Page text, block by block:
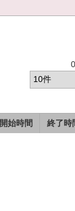
0
開始時間 終了時